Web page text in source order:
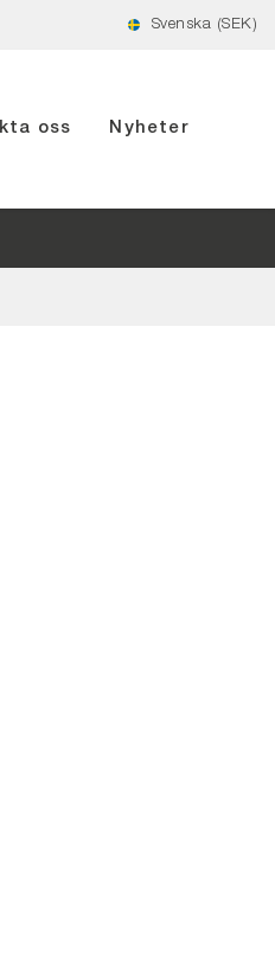
Svenska (SEK)
oss Nyheter